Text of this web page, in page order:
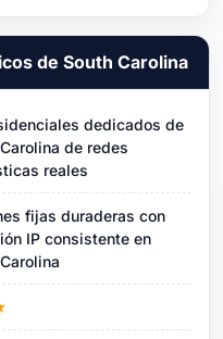
de South Carolina
dedicados de
de redes
reales
fijas duraderas con
IP consistente en